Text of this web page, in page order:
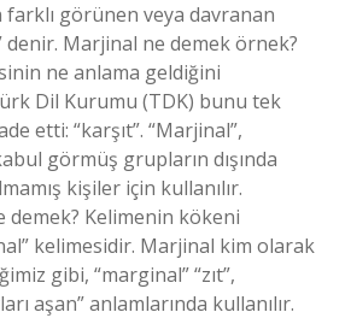
görünen veya davranan
denir. Marjinal ne demek örnek?
ne anlama geldiğini
Dil Kurumu (TDK) bunu tek
etti: “karşıt”. “Marjinal”,
görmüş grupların dışında
kişiler için kullanılır.
Kelimenin kökeni
kelimesidir. Marjinal kim olarak
gibi, “marginal” “zıt”,
aşan” anlamlarında kullanılır.